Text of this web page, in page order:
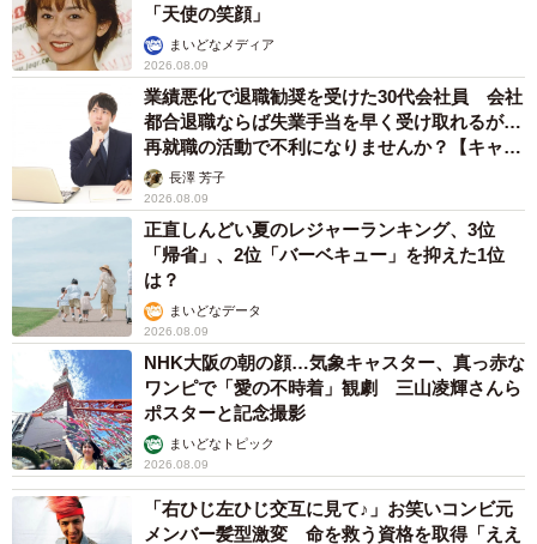
「天使の笑顔」
まいどなメディア
2026.08.09
業績悪化で退職勧奨を受けた30代会社員 会社
都合退職ならば失業手当を早く受け取れるが…
再就職の活動で不利になりませんか？【キャリ
アカウンセラーが解説】
長澤 芳子
2026.08.09
正直しんどい夏のレジャーランキング、3位
「帰省」、2位「バーベキュー」を抑えた1位
は？
まいどなデータ
2026.08.09
NHK大阪の朝の顔…気象キャスター、真っ赤な
ワンピで「愛の不時着」観劇 三山凌輝さんら
ポスターと記念撮影
まいどなトピック
2026.08.09
「右ひじ左ひじ交互に見て♪」お笑いコンビ元
メンバー髪型激変 命を救う資格を取得「ええ